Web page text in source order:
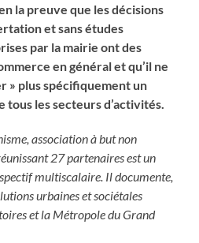
la preuve que les décisions
et sans études
par la mairie ont des
en général et qu’il ne
» plus spécifiquement un
les secteurs d’activités.
association à but non
27 partenaires est un
multiscalaire. Il documente,
urbaines et sociétales
et la Métropole du Grand